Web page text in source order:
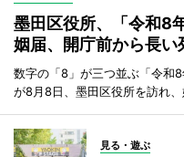
墨田区役所、「令和
姻届、開庁前から長い
数字の「8」が三つ並ぶ「令和
が8月8日、墨田区役所を訪れ、
見る・遊ぶ